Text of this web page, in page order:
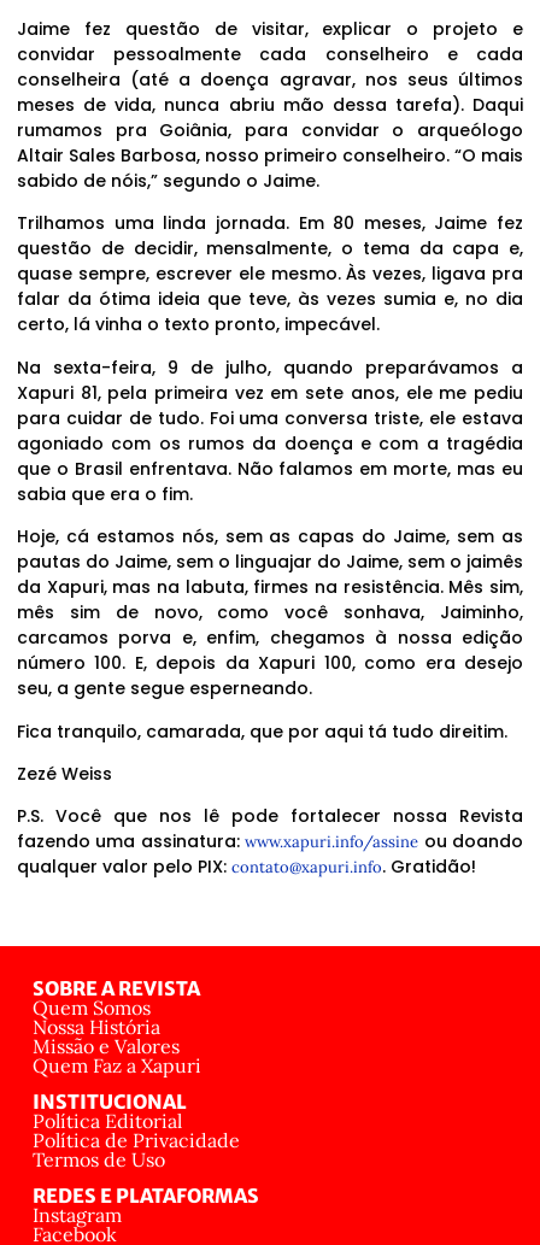
Jaime fez questão de visitar, explicar o projeto e
convidar pessoalmente cada conselheiro e cada
conselheira (até a doença agravar, nos seus últimos
meses de vida, nunca abriu mão dessa tarefa). Daqui
rumamos pra Goiânia, para convidar o arqueólogo
Altair Sales Barbosa, nosso primeiro conselheiro. “O mais
sabido de nóis,” segundo o Jaime.
Trilhamos uma linda jornada. Em 80 meses, Jaime fez
questão de decidir, mensalmente, o tema da capa e,
quase sempre, escrever ele mesmo. Às vezes, ligava pra
falar da ótima ideia que teve, às vezes sumia e, no dia
certo, lá vinha o texto pronto, impecável.
Na sexta-feira, 9 de julho, quando preparávamos a
Xapuri 81, pela primeira vez em sete anos, ele me pediu
para cuidar de tudo. Foi uma conversa triste, ele estava
agoniado com os rumos da doença e com a tragédia
que o Brasil enfrentava. Não falamos em morte, mas eu
sabia que era o fim.
Hoje, cá estamos nós, sem as capas do Jaime, sem as
pautas do Jaime, sem o linguajar do Jaime, sem o jaimês
da Xapuri, mas na labuta, firmes na resistência. Mês sim,
mês sim de novo, como você sonhava, Jaiminho,
carcamos porva e, enfim, chegamos à nossa edição
número 100. E, depois da Xapuri 100, como era desejo
seu, a gente segue esperneando.
Fica tranquilo, camarada, que por aqui tá tudo direitim.
Zezé Weiss
P.S. Você que nos lê pode fortalecer nossa Revista
fazendo uma assinatura:www.xapuri.info/assine ou doando
qualquer valor pelo PIX: contato@xapuri.info. Gratidão!
SOBRE A REVISTA
Quem Somos
Nossa História
Missão e Valores
Quem Faz a Xapuri
INSTITUCIONAL
Política Editorial
Política de Privacidade
Termos de Uso
REDES E PLATAFORMAS
Instagram
Facebook